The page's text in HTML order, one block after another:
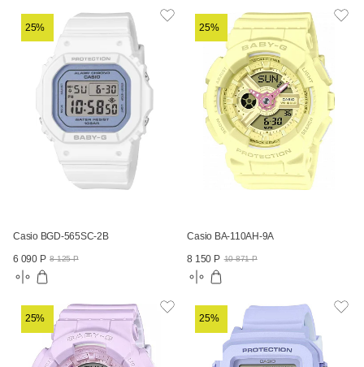
25%
Casio BGD-565SC-2B
6 090 Р 8 125 Р
25%
Casio BA-110AH-9A
8 150 Р 10 871 Р
25% 25%